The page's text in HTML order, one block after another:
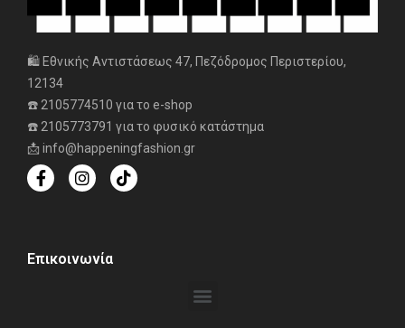
🛍️ Εθνικής Αντιστάσεως 47, Πεζόδρομος Περιστερίου,
12134
☎️ 2105774510 για το e-shop
☎️ 2105773791 για το φυσικό κατάστημα
📩 info@happeningfashion.gr
Επικοινωνία